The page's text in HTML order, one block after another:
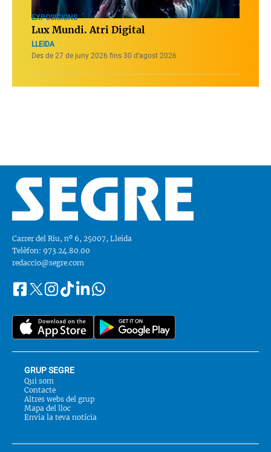
EXPOSICIONS
Lux Mundi. Atri Digital
LLEIDA
Des de 27 de juny 2026 fins 30 d’agost 2026
Carrer del Riu, nº 6, 25007, Lleida
Telèfon: 973.24.80.00
redaccio@segre.com
Segueix-
a::
FacebookInstagram
TiktokLinkedinWhatsapp
GRUP SEGRE
Qui som
Contacte
Altres webs del grup
Mapa del lloc
Envia la teva notícia